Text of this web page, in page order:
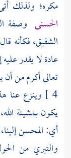
مكره؛ ولذلك
الحسنى وصفة
الشفيق، فكأنه
عادة لا يقدر عليه
تعالى أكرم من أن
4 ] وينزع عنا
يكون بمشيئة
أي: المحسن
والتبري من